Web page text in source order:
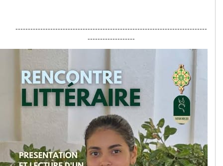
-----------------------------------------------------------------------------
-------------------